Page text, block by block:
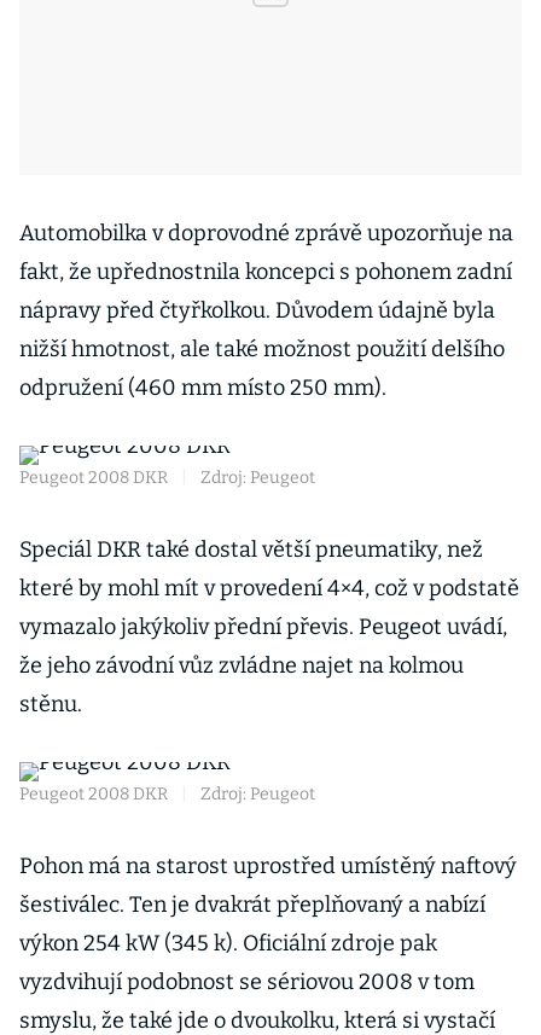
Automobilka v doprovodné zprávě upozorňuje na
fakt, že upřednostnila koncepci s pohonem zadní
nápravy před čtyřkolkou. Důvodem údajně byla
nižší hmotnost, ale také možnost použití delšího
odpružení (460 mm místo 250 mm).
Peugeot 2008 DKR Zdroj: Peugeot
Speciál DKR také dostal větší pneumatiky, než
které by mohl mít v provedení 4×4, což v podstatě
vymazalo jakýkoliv přední převis. Peugeot uvádí,
že jeho závodní vůz zvládne najet na kolmou
stěnu.
Peugeot 2008 DKR Zdroj: Peugeot
Pohon má na starost uprostřed umístěný naftový
šestiválec. Ten je dvakrát přeplňovaný a nabízí
výkon 254 kW (345 k). Oficiální zdroje pak
vyzdvihují podobnost se sériovou 2008 v tom
smyslu, že také jde o dvoukolku, která si vystačí